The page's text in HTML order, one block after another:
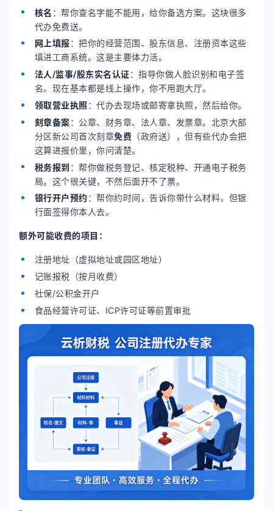
核名 ：帮你查名字能不能用，给你备选方案。这块很多
代办免费送。
网上填报 ：把你的经营范围、股东信息、注册资本这些
填进工商系统。这是主要体力活。
法人/监事/股东实名认证：指导你做人脸识别和电子签
名。现在基本都是线上操作，你不用跑大厅。
领取营业执照：代办去现场或邮寄拿执照，然后给你。
刻章备案：公章、财务章、法人章、发票章。北京大部
分区新公司首次刻章免费 （政府送），但有些代办会把
这算进报价里，你问清楚。
税务报到 ：帮你做税务登记、核定税种、开通电子税务
局。这个很关键，不然后面开不了票。
银行开户预约 ：帮你约时间，告诉你带什么材料，但银
行面签得你本人去。
额外可能收费的项目：
注册地址（虚拟地址或园区地址）
记账报税（按月收费）
社保/公积金开户
食品经营许可证、ICP许可证等前置审批